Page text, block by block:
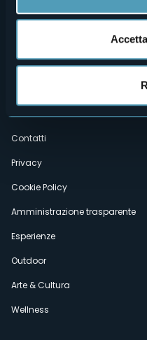
Menù
secondario
Dove siamo
Contatti
Privacy
Cookie Policy
Amministrazione trasparente
Esperienze
Outdoor
Arte & Cultura
Wellness